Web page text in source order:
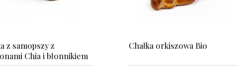
z samopszy z
Chia i błonnikiem
Chałka orkiszowa Bio